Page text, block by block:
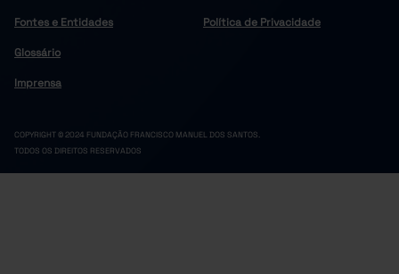
Fontes e Entidades
Glossário
Imprensa
Política de Privacidade
COPYRIGHT © 2024 FUNDAÇÃO FRANCISCO MANUEL DOS SANTOS.
TODOS OS DIREITOS RESERVADOS